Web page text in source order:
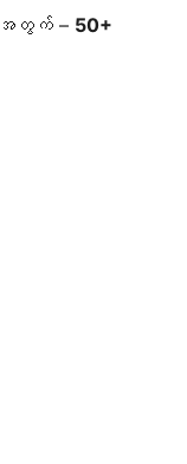
အတွက် – 50+